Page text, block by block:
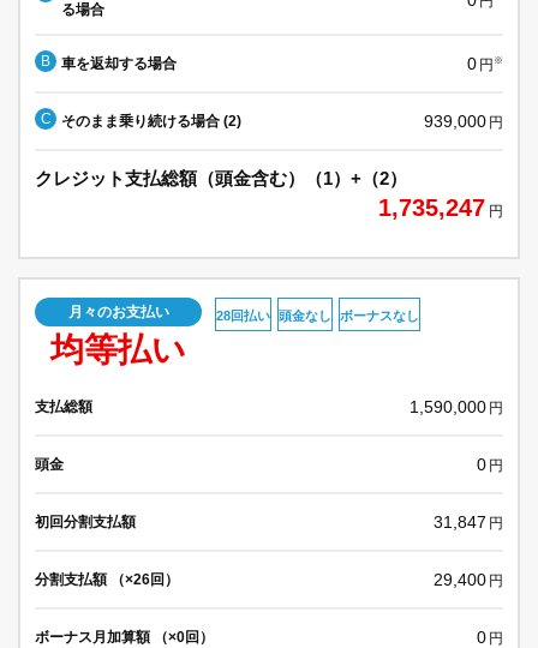
る場合
B 車を返却する場合 0 円 ※
C そのまま乗り続ける場合 (2) 939,000 円
クレジット支払総額（頭金含む）（1）+（2）
1,735,247 円
月々のお支払い
均等払い
28回払い 頭金なし ボーナスなし
支払総額 1,590,000 円
頭金 0 円
初回分割支払額 31,847 円
分割支払額 （×26回） 29,400 円
ボーナス月加算額 （×0回） 0 円